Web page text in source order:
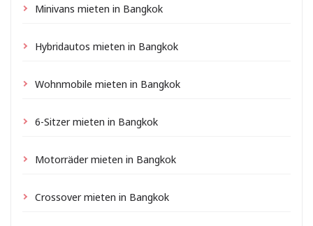
Minivans mieten in Bangkok
Hybridautos mieten in Bangkok
Wohnmobile mieten in Bangkok
6-Sitzer mieten in Bangkok
Motorräder mieten in Bangkok
Crossover mieten in Bangkok